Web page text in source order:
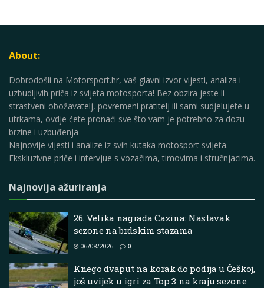
About:
Dobrodošli na Motorsport.hr, vaš glavni izvor vijesti, analiza i
uzbudljivih priča iz svijeta motosporta! Bez obzira jeste li
strastveni obožavatelj, povremeni pratitelj ili sami sudjelujete u
utrkama, ovdje ćete pronaći sve što vam je potrebno za dozu
brzine i uzbuđenja
Najnovije vijesti i analize iz svih kutaka motosport svijeta.
Ekskluzivne priče i intervjue s vozačima, timovima i stručnjacima.
Najnovija ažuriranja
26. Velika nagrada Cazina: Nastavak
sezone na brdskim stazama
06/08/2026 0
Knego dvaput na korak do podija u Češkoj,
još uvijek u igri za Top 3 na kraju sezone